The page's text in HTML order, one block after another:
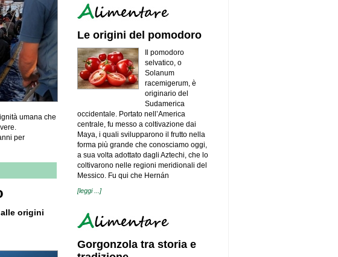
umana che
per
origini
Ristorazione e ripartenza: a Modena
una bierstube da record
Lombardia: cresce la manifattura, ma
anche la disoccupazione
Samantha Cristoforetti ed Enea Tech
per la New Space Economy
Enea Tech: le tecnologie Deep Tech
per un progresso significativo
dell’umanità
Risultati in crescita nel primo
Energia elettrica green per Sofidel
Zarotti cresce grazie all'impennata dei
consumi di cibo di qualità
Prosegue la crescita del Gruppo
Fagioli anche nel 2020
Da RadiciGroup il primo collant da
Camera Italiana a Singapore: al via il
nuovo comitato Luxury Retail
bilancio 2020
Le origini del pomodoro
Il pomodoro
selvatico, o
Solanum
racemigerum, è
originario del
Sudamerica
occidentale. Portato nell’America
centrale, fu messo a coltivazione dai
Maya, i quali svilupparono il frutto nella
forma più grande che conosciamo oggi,
a sua volta adottato dagli Aztechi, che lo
coltivarono nelle regioni meridionali del
Messico. Fu qui che Hernán
[leggi ...]
Gorgonzola tra storia e